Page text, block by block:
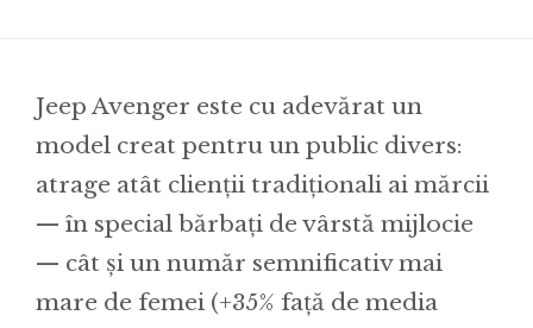
Jeep Avenger este cu adevărat un
model creat pentru un public divers:
atrage atât clienții tradiționali ai mărcii
— în special bărbați de vârstă mijlocie
— cât și un număr semnificativ mai
mare de femei (+35% față de media